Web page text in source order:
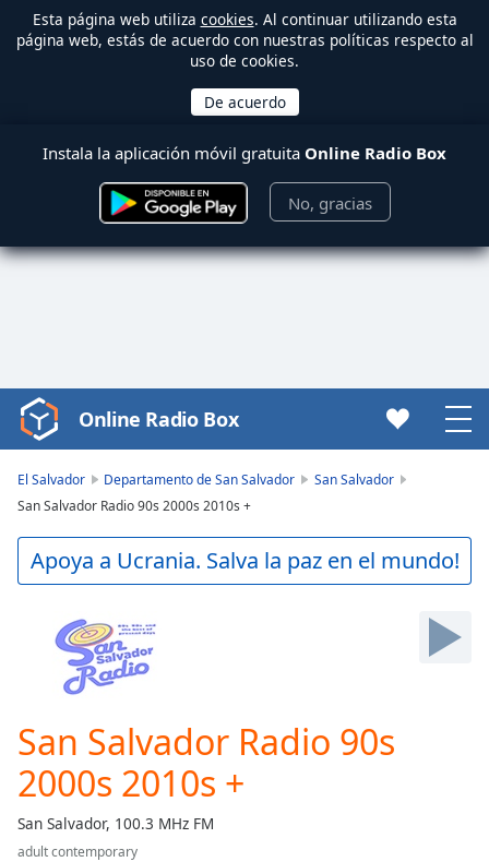
Esta página web utiliza cookies. Al continuar utilizando esta
página web, estás de acuerdo con nuestras políticas respecto al
uso de cookies.
Instala la aplicación móvil gratuita Online Radio Box
No, gracias
Video
Player
loading.
Video
Play
Forward
Current
Duration-:-
Loaded:
0.00%
Stream
Online Radio Box
El Salvador Departamento de San Salvador
San Salvador
San Salvador Radio 90s 2000s 2010s +
Apoya a Ucrania. Salva la paz en el mundo!
San Salvador Radio 90s
2000s 2010s +
San Salvador, 100.3 MHz FM
adult contemporary